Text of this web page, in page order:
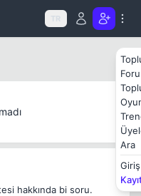
TR
Ara
Giriş
hakkında bi soru.